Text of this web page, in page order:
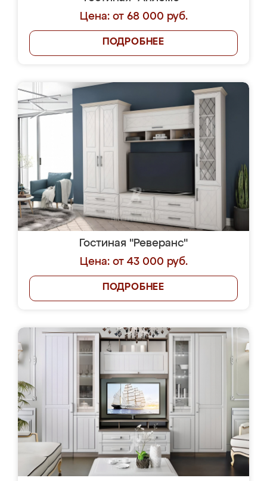
Цена: от 68 000 руб.
ПОДРОБНЕЕ
Гостиная "Реверанс"
Цена: от 43 000 руб.
ПОДРОБНЕЕ